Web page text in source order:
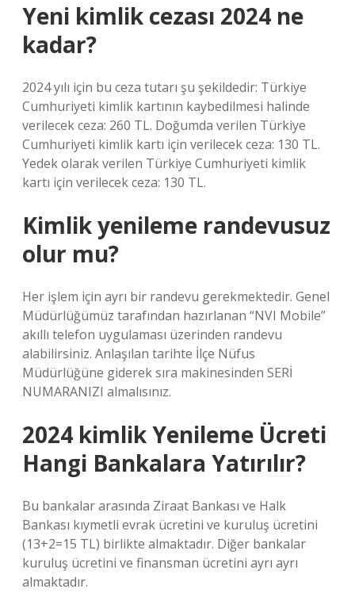
Yeni kimlik cezası 2024 ne
kadar?
2024 yılı için bu ceza tutarı şu şekildedir: Türkiye
Cumhuriyeti kimlik kartının kaybedilmesi halinde
verilecek ceza: 260 TL. Doğumda verilen Türkiye
Cumhuriyeti kimlik kartı için verilecek ceza: 130 TL.
Yedek olarak verilen Türkiye Cumhuriyeti kimlik
kartı için verilecek ceza: 130 TL.
Kimlik yenileme randevusuz
olur mu?
Her işlem için ayrı bir randevu gerekmektedir. Genel
Müdürlüğümüz tarafından hazırlanan “NVI Mobile”
akıllı telefon uygulaması üzerinden randevu
alabilirsiniz. Anlaşılan tarihte İlçe Nüfus
Müdürlüğüne giderek sıra makinesinden SERİ
NUMARANIZI almalısınız.
2024 kimlik Yenileme Ücreti
Hangi Bankalara Yatırılır?
Bu bankalar arasında Ziraat Bankası ve Halk
Bankası kıymetli evrak ücretini ve kuruluş ücretini
(13+2=15 TL) birlikte almaktadır. Diğer bankalar
kuruluş ücretini ve finansman ücretini ayrı ayrı
almaktadır.